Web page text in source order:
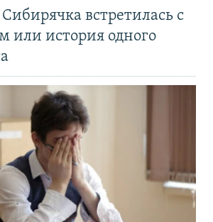
встретилась с
или история одного